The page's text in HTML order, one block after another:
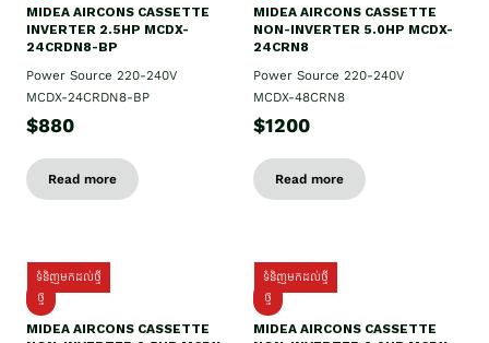
MIDEA AIRCONS CASSETTE
INVERTER 2.5HP MCDX-
24CRDN8-BP
Power Source 220-240V
MCDX-24CRDN8-BP
$880
Read more
MIDEA AIRCONS CASSETTE
NON-INVERTER 5.0HP MCDX-
24CRN8
Power Source 220-240V
MCDX-48CRN8
$1200
Read more
ទំនិញមកដល់ថ្មី
ថ្មី
MIDEA AIRCONS CASSETTE
ទំនិញមកដល់ថ្មី
ថ្មី
MIDEA AIRCONS CASSETTE